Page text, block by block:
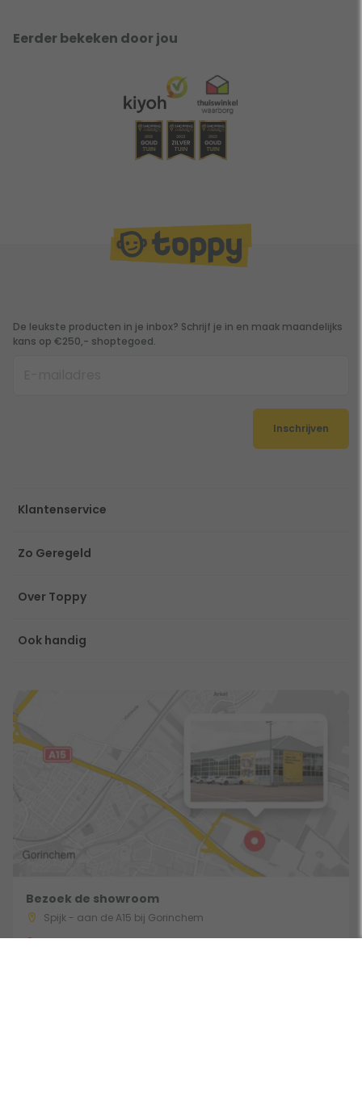
Eerder bekeken door jou
De leukste producten in je inbox? Schrijf je in en maak maandelijks
kans op €250,- shoptegoed.
Inschrijven
Klantenservice
Zo Geregeld
Over Toppy
Ook handig
Bezoek de showroom
Spijk - aan de A15 bij Gorinchem